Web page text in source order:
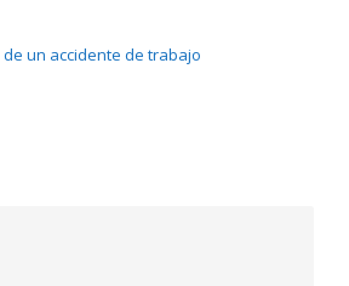
un accidente de trabajo